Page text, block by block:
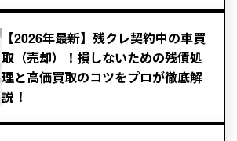
【2026年最新】残クレ契約中の車買
取（売却）！損しないための残債処
理と高価買取のコツをプロが徹底解
説！